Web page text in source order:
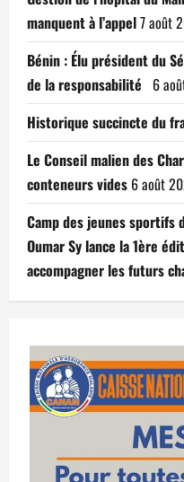
manquent à l’appel7 août
Bénin : Élu président du
de la responsabilité 6
Historique succincte du
Le Conseil malien des
conteneurs vides 6 août
Camp des jeunes sportifs
Oumar Sy lance la 1ère
accompagner les futurs